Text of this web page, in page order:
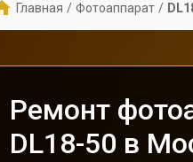
Главная / Фотоаппарат /
Ремонт
DL18-50 в